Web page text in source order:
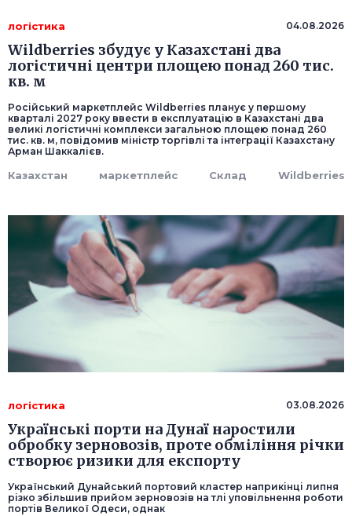
логістика 04.08.2026
Wildberries збудує у Казахстані два
логістичні центри площею понад 260 тис.
кв. м
Російський маркетплейс Wildberries планує у першому
кварталі 2027 року ввести в експлуатацію в Казахстані два
великі логістичні комплекси загальною площею понад 260
тис. кв. м, повідомив міністр торгівлі та інтеграції Казахстану
Арман Шаккалієв.
Казахстан маркетплейс Склад Wildberries
логістика 03.08.2026
Українські порти на Дунаї наростили
обробку зерновозів, проте обміління річки
створює ризики для експорту
Український Дунайський портовий кластер наприкінці липня
різко збільшив прийом зерновозів на тлі уповільнення роботи
портів Великої Одеси, однак